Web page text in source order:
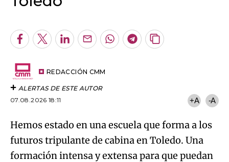
Facebook
TwitterLinkedInEnviarWhatsapp
Telegram
Copiar
REDACCIÓN CMM
ALERTAS DE ESTE AUTOR
07.08.2026 18:11
+A -A
Hemos estado en una escuela que forma a los
futuros tripulante de cabina en Toledo. Una
formación intensa y extensa para que puedan